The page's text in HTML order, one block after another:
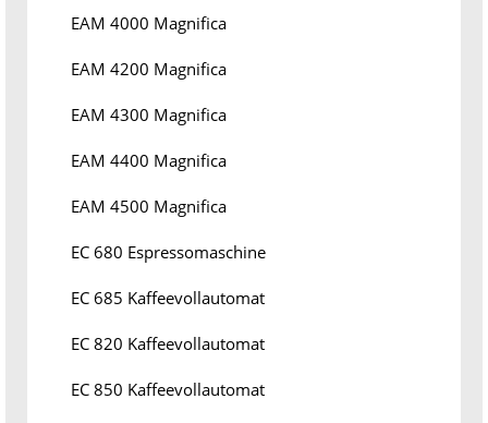
EAM 4000 Magnifica
EAM 4200 Magnifica
EAM 4300 Magnifica
EAM 4400 Magnifica
EAM 4500 Magnifica
EC 680 Espressomaschine
EC 685 Kaffeevollautomat
EC 820 Kaffeevollautomat
EC 850 Kaffeevollautomat